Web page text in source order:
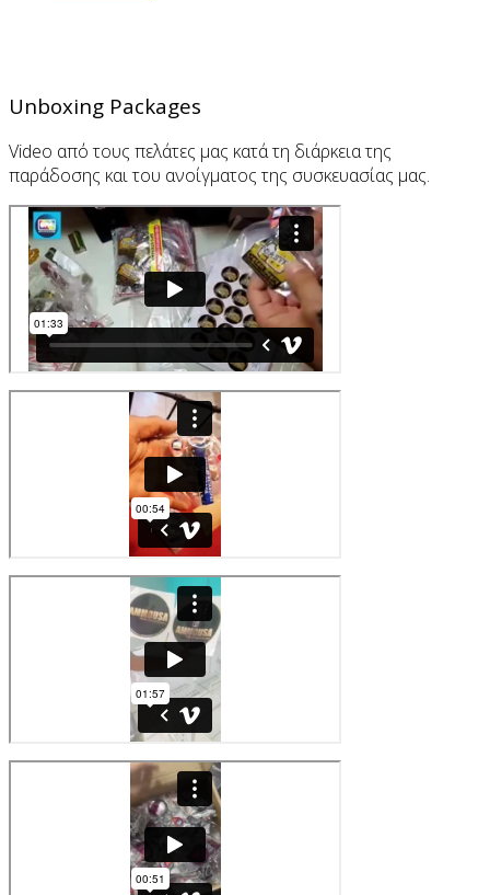
Unboxing Packages
Video από τους πελάτες μας κατά τη διάρκεια της
παράδοσης και του ανοίγματος της συσκευασίας μας.